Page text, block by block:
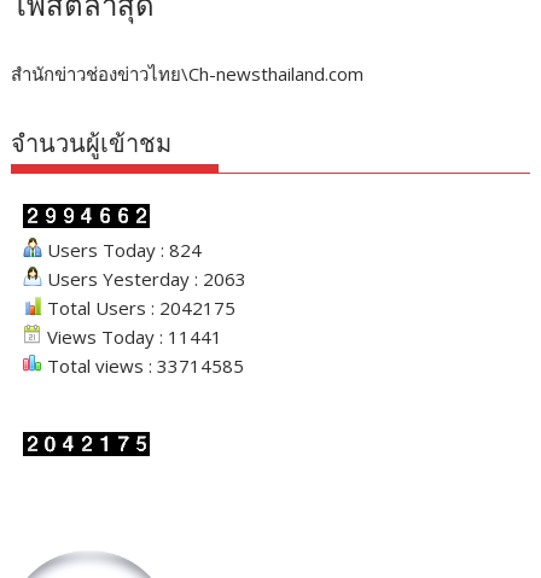
สำนักข่าวช่องข่าวไทย\Ch-newsthailand.com
จำนวนผู้เข้าชม
Users Today : 824
Users Yesterday : 2063
Total Users : 2042175
Views Today : 11441
Total views : 33714585